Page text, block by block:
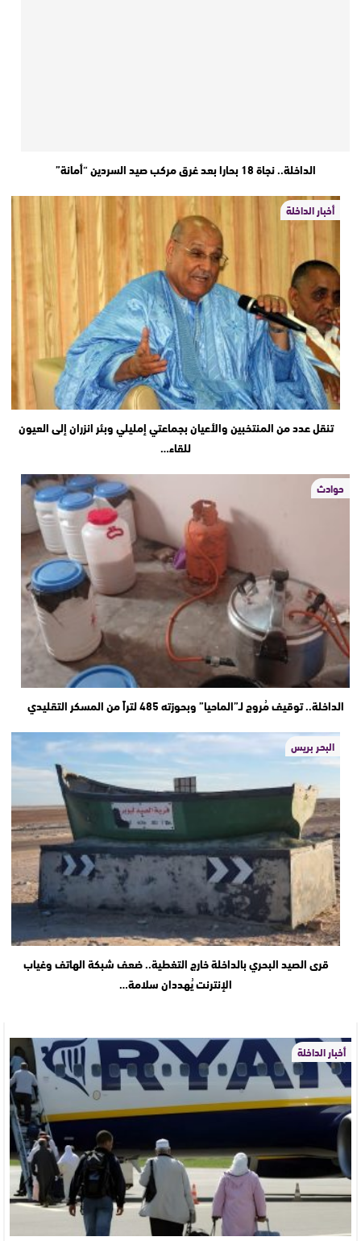
الداخلة.. نجاة 18 بحارا بعد غرق مركب صيد السردين “أمانة”
أخبار الداخلة
تنقل عدد من المنتخبين والأعيان بجماعتي إمليلي وبئر انزران إلى العيون
للقاء…
حوادث
الداخلة.. توقيف مُروج لـ”الماحيا” وبحوزته 485 لتراً من المسكر التقليدي
البحر بريس
قرى الصيد البحري بالداخلة خارج التغطية.. ضعف شبكة الهاتف وغياب
الإنترنت يُهددان سلامة…
أخبار الداخلة